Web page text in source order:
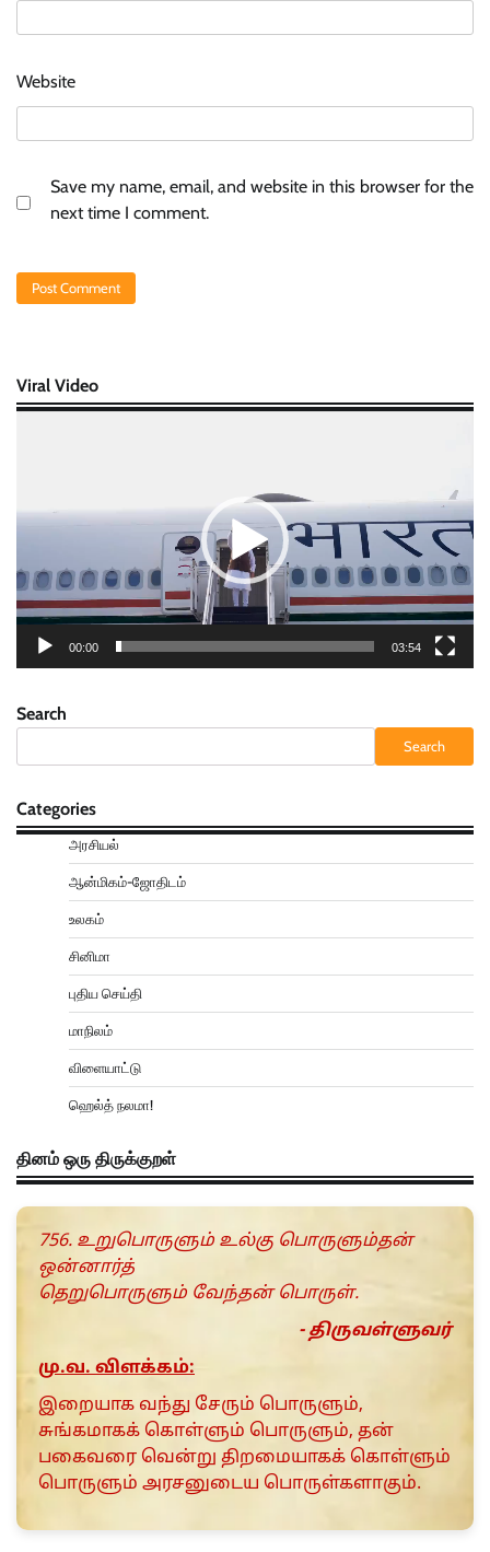
Website
Save my name, email, and website in this browser for the
next time I comment.
Viral Video
00:00 03:54
Search
Search
Categories
அரசியல்
ஆன்மிகம்-ஜோதிடம்
உலகம்
சினிமா
புதிய செய்தி
மாநிலம்
விளையாட்டு
ஹெல்த் நலமா!
தினம் ஒரு திருக்குறள்
756. உறுபொருளும் உல்கு பொருளும்தன்
ஒன்னார்த்
தெறுபொருளும் வேந்தன் பொருள்.
- திருவள்ளுவர்
மு.வ. விளக்கம்:
இறையாக வந்து சேரும் பொருளும்,
சுங்கமாகக் கொள்ளும் பொருளும், தன்
பகைவரை வென்று திறமையாகக் கொள்ளும்
பொருளும் அரசனுடைய பொருள்களாகும்.